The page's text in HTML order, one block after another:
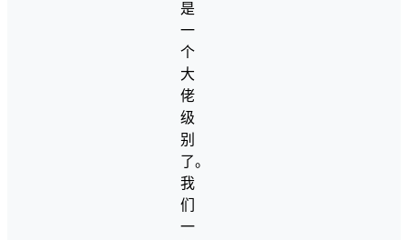
是
一
个
大
佬
级
别
了。
我
们
一